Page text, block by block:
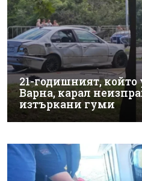
21-годишният, който
Варна, карал
изтъркани гуми